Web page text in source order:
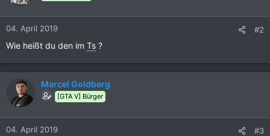
04. April 2019 #2
Wie heißt du den im Ts ?
Marcel Goldberg
[GTA V] Bürger
04. April 2019 #3